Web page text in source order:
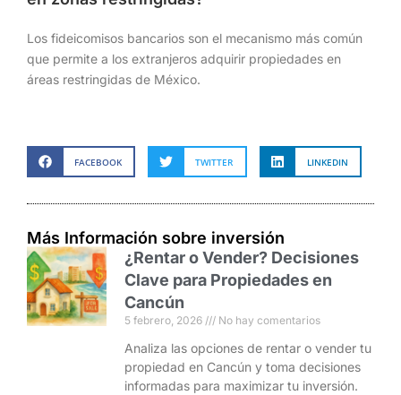
Los fideicomisos bancarios son el mecanismo más común
que permite a los extranjeros adquirir propiedades en
áreas restringidas de México.
FACEBOOK TWITTER LINKEDIN
Más Información sobre inversión
¿Rentar o Vender? Decisiones
Clave para Propiedades en
Cancún
5 febrero, 2026 No hay comentarios
Analiza las opciones de rentar o vender tu
propiedad en Cancún y toma decisiones
informadas para maximizar tu inversión.